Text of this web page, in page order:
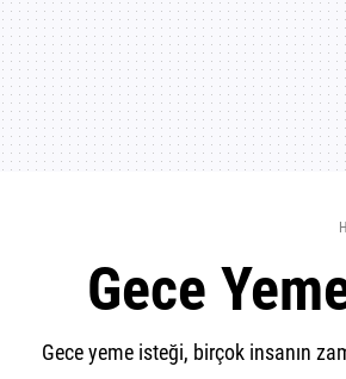
Gece
Gece yeme isteği, birçok insanın